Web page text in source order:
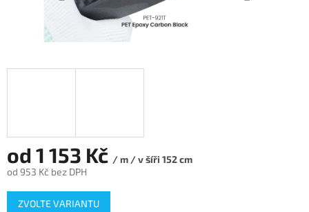
od 1 153 Kč / m / v šíři 152 cm
od 953 Kč bez DPH
Měrná
cena:
ZVOLTE VARIANTU